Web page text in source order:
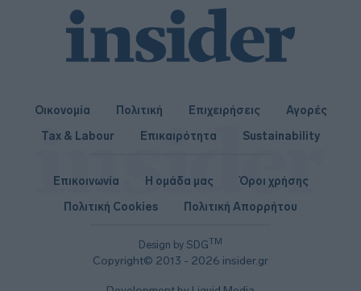
Οικονομία Πολιτική Επιχειρήσεις
Αγορές
Tax & Labour
Επικαιρότητα Sustainability
Design by SDGTM
Copyright© 2013 - 2026 insider.gr
Επικοινωνία Η ομάδα μας
Όροι χρήσης
Πολιτική Cookies
Πολιτική Απορρήτου